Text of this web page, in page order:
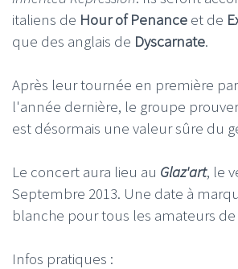
italiens de Hour of Penance et de
que des anglais de Dyscarnate.
Après leur tournée en première
l'année dernière, le groupe
est désormais une valeur sûre du
Le concert aura lieu au Glaz'art, le
Septembre 2013. Une date à
blanche pour tous les amateurs de
Infos pratiques :